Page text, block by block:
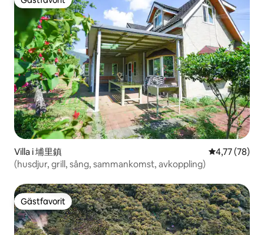
Gästfavorit
Villa i 埔里鎮 4,77 av 5 i
4,77 (78)
(husdjur, grill, sång, sammankomst, avkoppling)
Gästfavorit
Gästfavorit